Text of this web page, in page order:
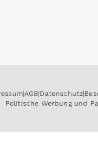
AGB Datenschutz
Politische Werbung und